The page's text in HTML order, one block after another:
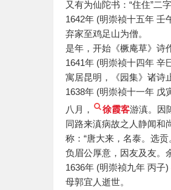
又有为仙陀书：“住住”二
1642年 (明崇祯十五年 壬
弃家至鸡足山为僧。
是年，开始《橛庵草》诗
1641年 (明崇祯十四年 辛
寓居昆明，《园集》诸诗
1638年 (明崇祯十一年 戊
八月，
徐霞客游滇。因
同路来滇病故之人静闻和
称：“唐大来，名泰。选
负眉公厚意，因友及友。
1636年 (明崇祯九年 丙子)
母郭宜人逝世。